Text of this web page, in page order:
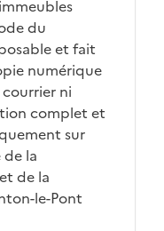
du
et fait
numérique
ni
complet et
sur
la
de la
le-Pont